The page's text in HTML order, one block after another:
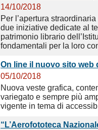
14/10/2018
Per l’apertura
due iniziative dedicate al
patrimonio librario
fondamentali per la loro
On line il nuovo sito web
05/10/2018
Nuova veste grafica,
variegato e sempre più
vigente in tema di
“L’Aerofototeca